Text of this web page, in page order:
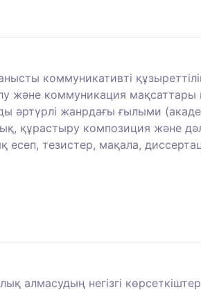
коммуникативті
және коммуникация
әртүрлі жанрдағы ғылыми
құрастыру композиция және
тезистер, мақала,
алмасудың негізгі